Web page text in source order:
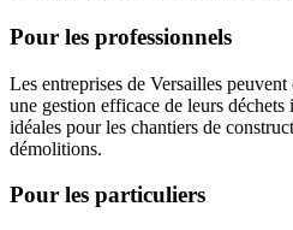
Pour les professionnels
Les entreprises de Versailles
une gestion efficace de leurs
idéales pour les chantiers de
démolitions.
Pour les particuliers